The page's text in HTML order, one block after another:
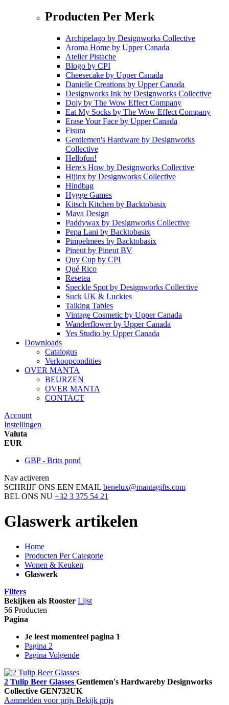
Producten Per Merk
Archipelago by Designworks Collective
Aroma Home by Upper Canada
Atelier Pistache
Blogo by CPI
Cheesecake by Upper Canada
Danielle Creations by Upper Canada
Designworks Ink by Designworks Collective
Doiy by The Wow Effect Company
Eat My Socks by The Wow Effect Company
Erase Your Face by Upper Canada
Fisura
Gentlemen's Hardware by Designworks
Collective
Hellofun!
Here's How by Designworks Collective
Hijinx by Designworks Collective
Hindbag
Hygge Games
Kitsch Kitchen by Backtobasix
Mava Design
Paddywax by Designworks Collective
Pepa Lani by Backtobasix
Pimpelmees by Backtobasix
Pineut by Pineut BV
Quy Cup by CPI
Qué Rico
Resetea
Speckle Spot by Designworks Collective
Suck UK & Luckies
Talking Tables
Vintage Cosmetic by Upper Canada
Wanderflowerby Upper Canada
Yes Studio by Upper Canada
Downloads
Catalogus
Verkoopcondities
OVER MANTA
BEURZEN
OVER MANTA
CONTACT
Account
Instellingen
Valuta
EUR
GBP - Brits pond
Nav activeren
SCHRIJF ONS EEN EMAIL benelux@mantagifts.com
BEL ONS NU +32 3 375 54 21
Glaswerk artikelen
Home
Producten Per Categorie
Wonen & Keuken
Glaswerk
Filters
Bekijken als Rooster Lijst
56 Producten
Pagina
Je leest momenteel pagina 1
Pagina 2
Pagina Volgende
2 Tulip Beer Glasses Gentlemen's Hardwareby Designworks
Collective GEN732UK
Aanmelden voor prijs Bekijk prijs